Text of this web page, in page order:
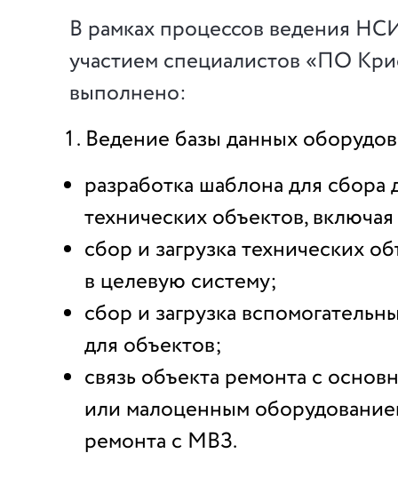
В рамках процессов ведения
участием специалистов «ПО
выполнено:
Ведение базы данных
разработка шаблона для сбора
технических объектов,
сбор и загрузка технических
в целевую систему;
сбор и загрузка
для объектов;
связь объекта ремонта с
или малоценным
ремонта с МВЗ.